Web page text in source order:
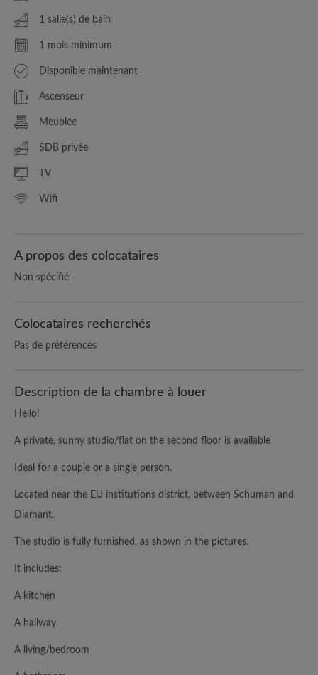
1 salle(s) de bain
1 mois minimum
Disponible maintenant
Ascenseur
Meublée
SDB privée
TV
Wifi
A propos des colocataires
Non spécifié
Colocataires recherchés
Pas de préférences
Description de la chambre à louer
Hello!
A private, sunny studio/flat on the second floor is available
Ideal for a couple or a single person.
Located near the EU institutions district, between Schuman and
Diamant.
The studio is fully furnished, as shown in the pictures.
It includes:
A kitchen
A hallway
A living/bedroom